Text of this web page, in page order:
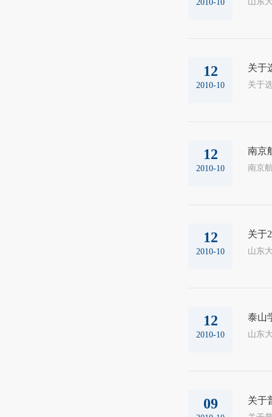
2010-10
12
2010-10
关于
12
2010-10
南京
12
2010-10
关于
山东
12
2010-10
泰山
山东
09 关于